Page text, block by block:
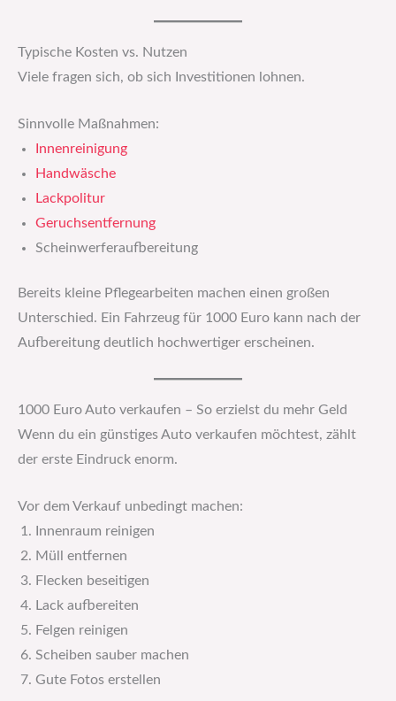
Typische Kosten vs. Nutzen
Viele fragen sich, ob sich Investitionen lohnen.
Sinnvolle Maßnahmen:
Innenreinigung
Handwäsche
Lackpolitur
Geruchsentfernung
Scheinwerferaufbereitung
Bereits kleine Pflegearbeiten machen einen großen
Unterschied. Ein Fahrzeug für 1000 Euro kann nach der
Aufbereitung deutlich hochwertiger erscheinen.
1000 Euro Auto verkaufen – So erzielst du mehr Geld
Wenn du ein günstiges Auto verkaufen möchtest, zählt
der erste Eindruck enorm.
Vor dem Verkauf unbedingt machen:
Innenraum reinigen
Müll entfernen
Flecken beseitigen
Lack aufbereiten
Felgen reinigen
Scheiben sauber machen
Gute Fotos erstellen